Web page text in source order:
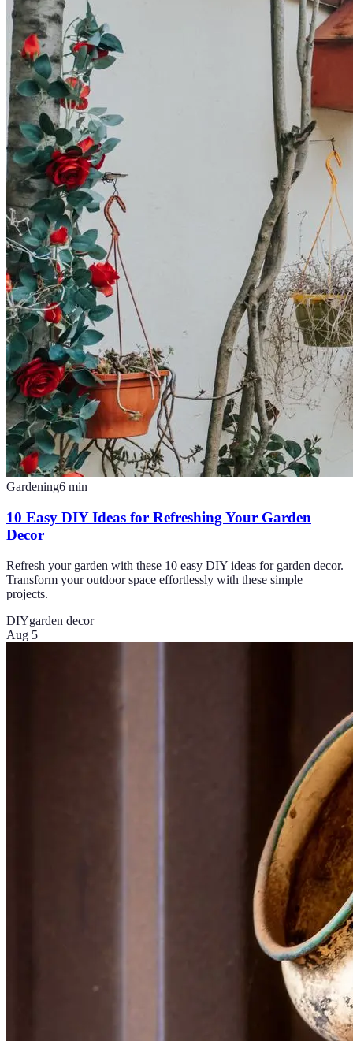
Gardening6 min
10 Easy DIY Ideas for Refreshing Your Garden
Decor
Refresh your garden with these 10 easy DIY ideas for garden decor.
Transform your outdoor space effortlessly with these simple
projects.
DIYgarden decor
Aug 5